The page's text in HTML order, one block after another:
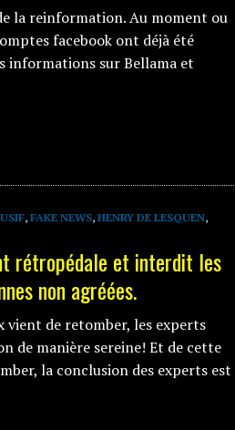
la reinformation. Au moment ou
facebook ont déjà été
informations sur Bellama et
, FAKE NEWS, HENRY DE LESQUEN,
rétropédale et interdit les
non agréées.
vient de retomber, les experts
de manière sereine! Et de cette
la conclusion des experts est